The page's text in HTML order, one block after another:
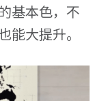
基本色，不
能大提升。